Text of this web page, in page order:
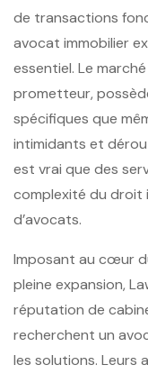
de transactions
avocat immobilier
essentiel. Le
prometteur,
spécifiques que
intimidants et
est vrai que des
complexité du droit
d’avocats.
Imposant au cœur
pleine expansion,
réputation de
recherchent un
les solutions. Leurs